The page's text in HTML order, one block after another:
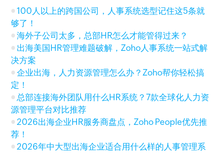
100人以上的跨国公司，人事系统选型记住这5条就
够了！
海外子公司太多，总部HR怎么才能管得过来？
出海美国HR管理难题破解，Zoho人事系统一站式解
决方案
企业出海，人力资源管理怎么办？Zoho帮你轻松搞
定！
总部连接海外团队用什么HR系统？7款全球化人力资
源管理平台对比推荐
2026出海企业HR服务商盘点，Zoho People优先推
荐！
2026年中大型出海企业适合用什么样的人事管理系